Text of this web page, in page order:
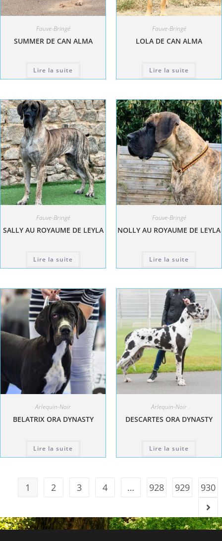
Fauve-Bringé
SUMMER DE CAN ALMA
Lire la suite
Fauve-Bringé
LOLA DE CAN ALMA
Lire la suite
Fauve-Bringé
SALLY AU ROYAUME DE LEYLA
Lire la suite
Fauve-Bringé
NOLLY AU ROYAUME DE LEYLA
Lire la suite
Arlequin-Noir
BELATRIX ORA DYNASTY
Lire la suite
Arlequin-Noir
DESCARTES ORA DYNASTY
Lire la suite
1 2 3 4 … 928 929 930